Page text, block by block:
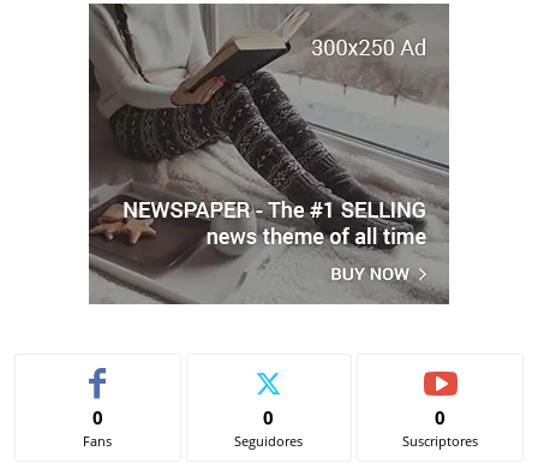
0
Fans
0
Seguidores
0
Suscriptores